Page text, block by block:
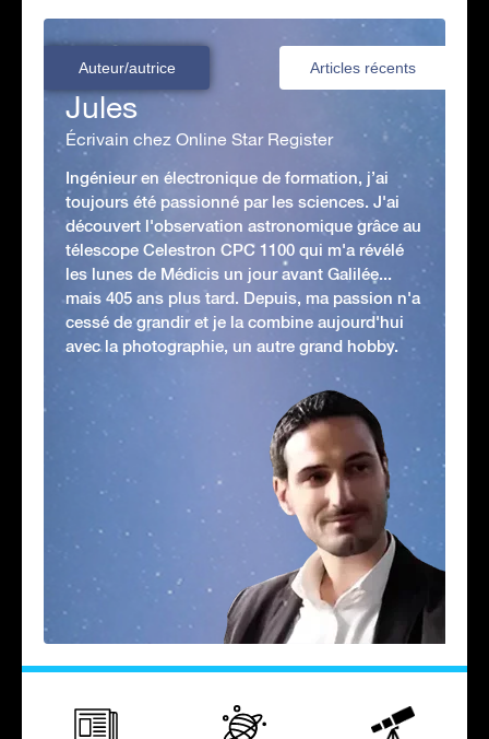
Auteur/autrice Articles récents
Jules
Écrivain chez Online Star Register
Ingénieur en électronique de formation, j’ai
toujours été passionné par les sciences. J'ai
découvert l'observation astronomique grâce au
télescope Celestron CPC 1100 qui m'a révélé
les lunes de Médicis un jour avant Galilée...
mais 405 ans plus tard. Depuis, ma passion n'a
cessé de grandir et je la combine aujourd'hui
avec la photographie, un autre grand hobby.